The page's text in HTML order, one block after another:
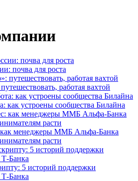
почва для роста
работая вахтой
как устроены сообщества Билайна
менеджеры ММБ Альфа-Банка
расти
5 историй поддержки
Т-Банка